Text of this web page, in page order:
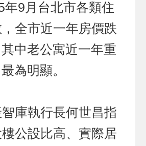
年9月台北市各類住
全市近一年房價跌
中老公寓近一年重
為明顯。
庫執行長何世昌指
公設比高、實際居